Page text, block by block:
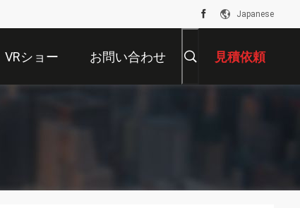
Japanese
VRショー お問い合わせ 見積依頼